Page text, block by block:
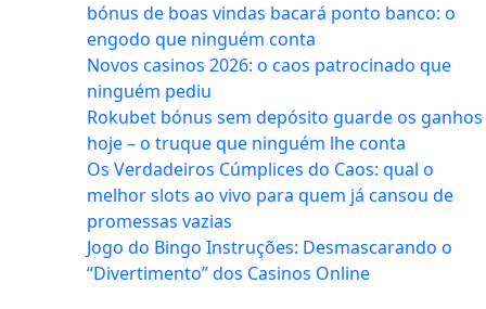
bónus de boas vindas bacará ponto banco: o
engodo que ninguém conta
Novos casinos 2026: o caos patrocinado que
ninguém pediu
Rokubet bónus sem depósito guarde os ganhos
hoje – o truque que ninguém lhe conta
Os Verdadeiros Cúmplices do Caos: qual o
melhor slots ao vivo para quem já cansou de
promessas vazias
Jogo do Bingo Instruções: Desmascarando o
“Divertimento” dos Casinos Online